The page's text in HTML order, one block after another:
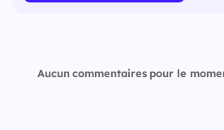
Aucun commentaires pour le